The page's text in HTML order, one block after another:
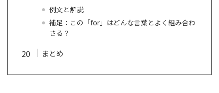
例文と解説
補足：この「for」はどんな言葉とよく組み合わ
さる？
まとめ